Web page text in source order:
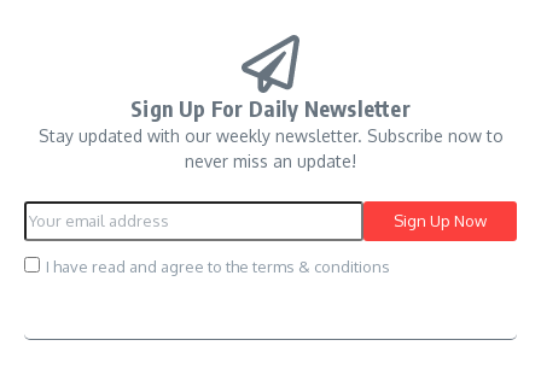
Sign Up For Daily Newsletter
Stay updated with our weekly newsletter. Subscribe now to
never miss an update!
I have read and agree to the terms & conditions